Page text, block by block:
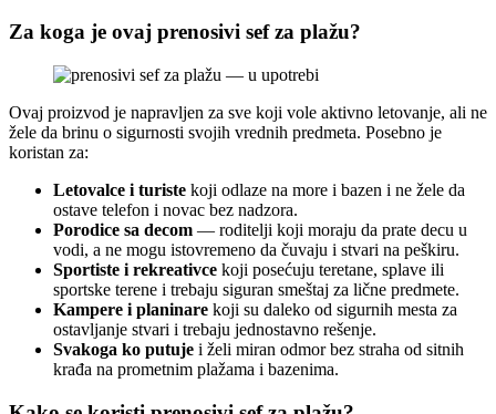
Za koga je ovaj prenosivi sef za plažu?
Ovaj proizvod je napravljen za sve koji vole aktivno letovanje, ali ne
žele da brinu o sigurnosti svojih vrednih predmeta. Posebno je
koristan za:
Letovalce i turiste koji odlaze na more i bazen i ne žele da
ostave telefon i novac bez nadzora.
Porodice sa decom — roditelji koji moraju da prate decu u
vodi, a ne mogu istovremeno da čuvaju i stvari na peškiru.
Sportiste i rekreativce koji posećuju teretane, splave ili
sportske terene i trebaju siguran smeštaj za lične predmete.
Kampere i planinare koji su daleko od sigurnih mesta za
ostavljanje stvari i trebaju jednostavno rešenje.
Svakoga ko putuje i želi miran odmor bez straha od sitnih
krađa na prometnim plažama i bazenima.